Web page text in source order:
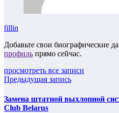
fillin
Добавьте свои биографические
профиль прямо сейчас.
просмотреть все записи
Предыдущая запись
Замена штатной выхлопной
Club Belarus